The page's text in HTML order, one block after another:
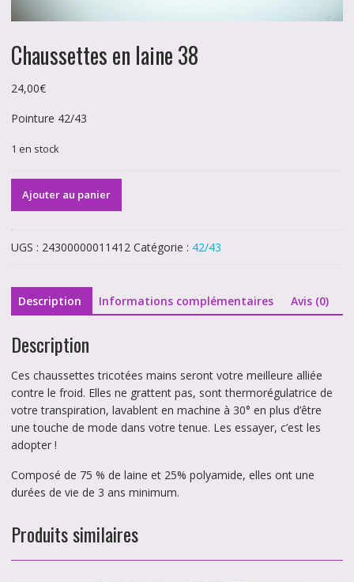
Chaussettes en laine 38
24,00€
Pointure 42/43
1 en stock
de
laine
Ajouter au panier
UGS : 24300000011412 Catégorie : 42/43
Description Informations complémentaires Avis (0)
Description
Ces chaussettes tricotées mains seront votre meilleure alliée
contre le froid. Elles ne grattent pas, sont thermorégulatrice de
votre transpiration, lavablent en machine à 30° en plus d’être
une touche de mode dans votre tenue. Les essayer, c’est les
adopter !
Composé de 75 % de laine et 25% polyamide, elles ont une
durées de vie de 3 ans minimum.
Produits similaires